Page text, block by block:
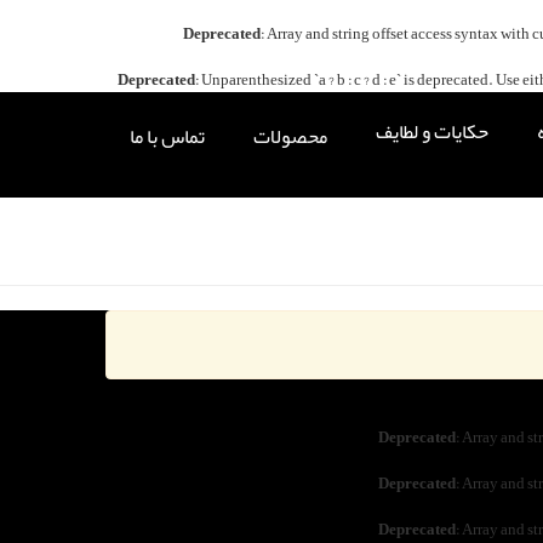
Deprecated: Array and string offset access syntax with
Deprecated: Unparenthesized `a ? b : c ? d : e` is deprecated. Use
حکایات و لطایف محصولات تماس با ما
Deprecated: Array and
Deprecated: Array and
Deprecated: Array and